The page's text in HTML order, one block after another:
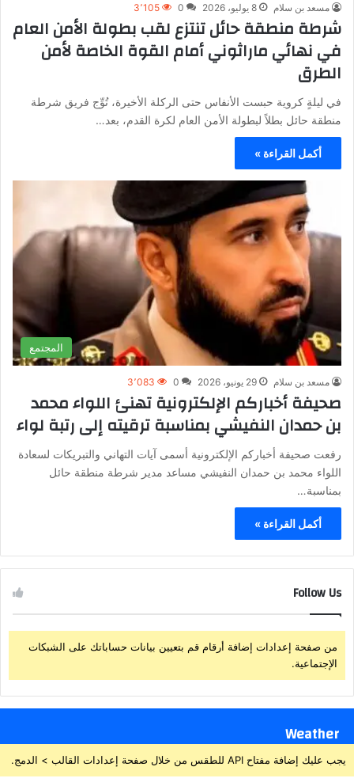
مسعد بن سلام 8 يوليو، 2026 0 3٬105
شرطة منطقة حائل تنتزع لقب بطولة الأمن العام
في نهائي ماراثوني أمام القوة الخاصة لأمن
الطرق
في ليلةٍ كروية حبست الأنفاس حتى الركلة الأخيرة، تُوِّج فريق شرطة
منطقة حائل بطلاً لبطولة الأمن العام لكرة القدم، بعد…
أكمل القراءة »
المجتمع
مسعد بن سلام 29 يونيو، 2026 0 3٬083
صحيفة أخباركم الإلكترونية تهنئ اللواء محمد
بن حمدان النفيشي بمناسبة ترقيته إلى رتبة لواء
رفعت صحيفة أخباركم الإلكترونية أسمى آيات التهاني والتبريكات لسعادة
اللواء محمد بن حمدان النفيشي مساعد مدير شرطة منطقة حائل
بمناسبة…
أكمل القراءة »
Follow Us
من صفحة إعدادات إضافة أرقام قم بتعيين بيانات حساباتك على الشبكات
الإجتماعية.
Weather
يجب عليك إضافة مفتاح API للطقس من خلال صفحة إعدادات القالب > الدمج.